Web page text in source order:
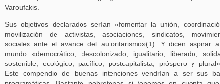
Varoufakis.
Sus objetivos declarados serían «fomentar la unión,
movilización de activistas, asociaciones, sindicatos,
sociales ante el avance del autoritarismo»(1). Y dicen aspirar
mundo «democrático, descolonizado, igualitario, liberado,
sostenible, ecológico, pacífico, postcapitalista, próspero y
Este compendio de buenas intenciones vendrían a ser sus